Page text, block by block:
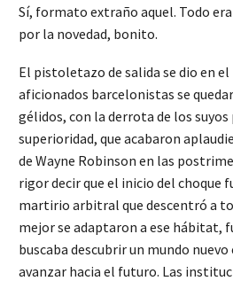
Sí, formato extraño aquel. Todo
por la novedad, bonito.
El pistoletazo de salida se dio en el
aficionados barcelonistas se
gélidos, con la derrota de los suyos
superioridad, que acabaron
de Wayne Robinson en las
rigor decir que el inicio del choque
martirio arbitral que descentró a
mejor se adaptaron a ese hábitat,
buscaba descubrir un mundo
avanzar hacia el futuro. Las